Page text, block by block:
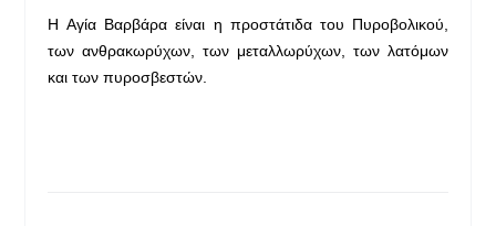
H Αγία Βαρβάρα είναι η προστάτιδα του Πυροβολικού,
των ανθρακωρύχων, των μεταλλωρύχων, των λατόμων
και των πυροσβεστών.